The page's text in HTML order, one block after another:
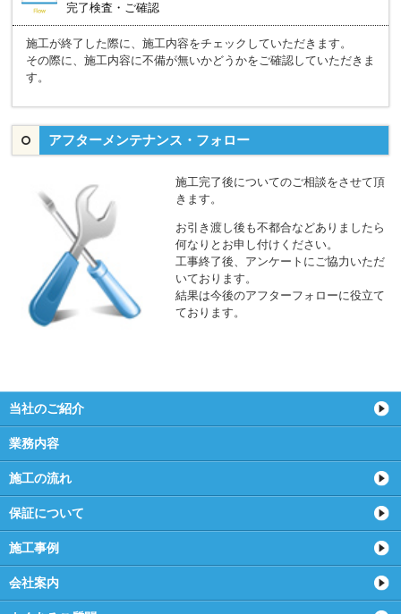
完了検査・ご確認
施工が終了した際に、施工内容をチェックしていただきます。
その際に、施工内容に不備が無いかどうかをご確認していただきま
す。
アフターメンテナンス・フォロー
施工完了後についてのご相談をさせて頂
きます。
お引き渡し後も不都合などありましたら
何なりとお申し付けください。
工事終了後、アンケートにご協力いただ
いております。
結果は今後のアフターフォローに役立て
ております。
当社のご紹介
業務内容
施工の流れ
保証について
施工事例
会社案内